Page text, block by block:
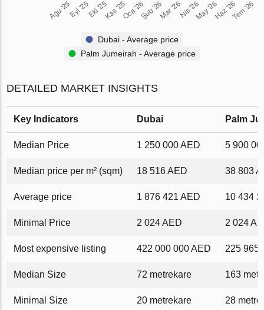
Dubai - Average price
Palm Jumeirah - Average price
DETAILED MARKET INSIGHTS
Key Indicators Dubai Palm
Median Price 1 250 000 AED 5 900
Median price per m² (sqm) 18 516 AED 38 803
Average price 1 876 421 AED 10 434
Minimal Price 2 024 AED 2 024
Most expensive listing 422 000 000 AED 225 965
Median Size 72 metrekare 163
Minimal Size 20 metrekare 28